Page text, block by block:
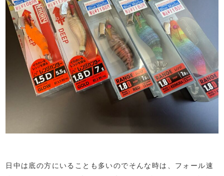
日中は底の方にいることも多いのでそんな時は、フォール速